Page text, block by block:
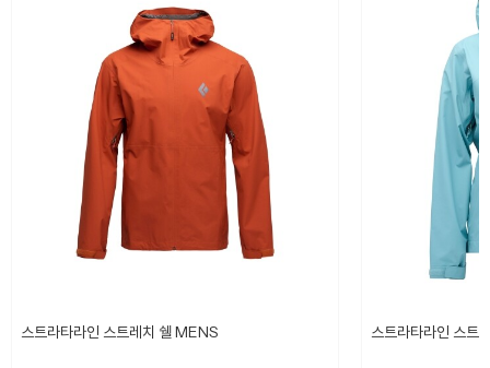
스트라타라인 스트레치 쉘 MENS 스트라타라인 스